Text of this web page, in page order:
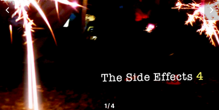
1/4